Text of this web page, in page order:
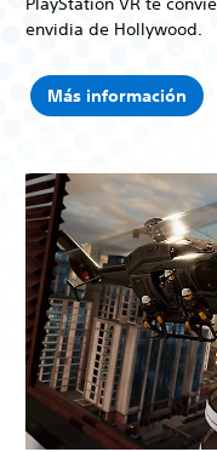
envidia de Hollywood.
Más información